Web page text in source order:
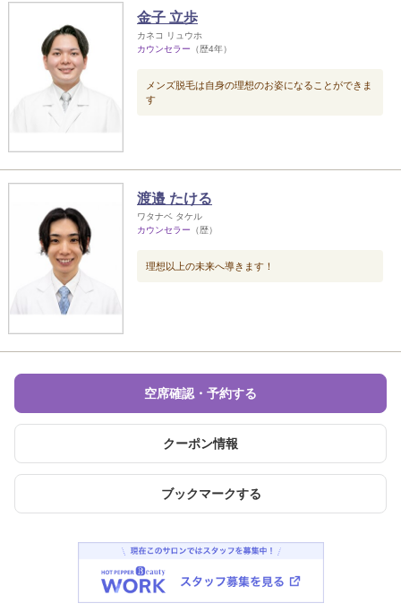
金子 立歩
カネコ リュウホ
カウンセラー （歴4年）
メンズ脱毛は自身の理想のお姿になることができま
す
渡邉 たける
ワタナベ タケル
カウンセラー （歴）
理想以上の未来へ導きます！
空席確認・予約する
クーポン情報
ブックマークする